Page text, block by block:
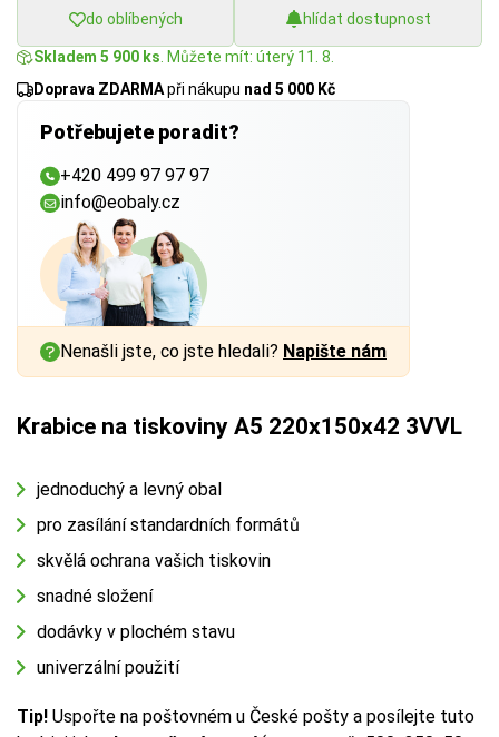
do oblíbených hlídat dostupnost
Skladem 5 900 ks . Můžete mít: úterý 11. 8.
Doprava ZDARMApři nákupu nad 5 000 Kč
Potřebujete poradit?
+420 499 97 97 97
info@eobaly.cz
Nenašli jste, co jste hledali? Napište nám
Krabice na tiskoviny A5 220x150x42 3VVL
jednoduchý a levný obal
pro zasílání standardních formátů
skvělá ochrana vašich tiskovin
snadné složení
dodávky v plochém stavu
univerzální použití
Tip! Uspořte na poštovném u České pošty a posílejte tuto